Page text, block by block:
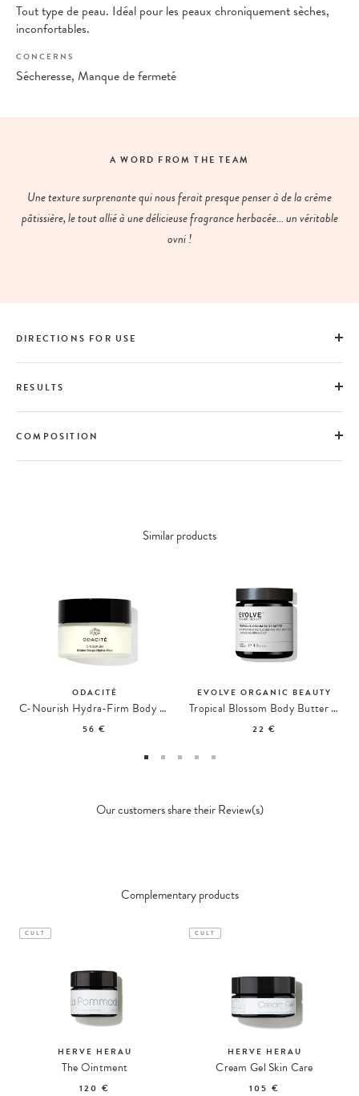
Tout type de peau. Idéal pour les peaux chroniquement sèches,
inconfortables.
CONCERNS
Sécheresse, Manque de fermeté
A WORD FROM THE TEAM
Une texture surprenante qui nous ferait presque penser à de la crème
pâtissière, le tout allié à une délicieuse fragrance herbacée... un véritable
ovni !
DIRECTIONS FOR USE
RESULTS
COMPOSITION
Similar products
ODACITÉ
C-Nourish Hydra-Firm Body Cream Crème Corps
56 €
EVOLVE ORGANIC BEAUTY
Tropical Blossom Body Butter Crème Corps
22 €
Our customers share their Review(s)
Complementary products
CULT
HERVE HERAU
The Ointment
120 €
CULT
HERVE HERAU
Cream Gel Skin Care
105 €